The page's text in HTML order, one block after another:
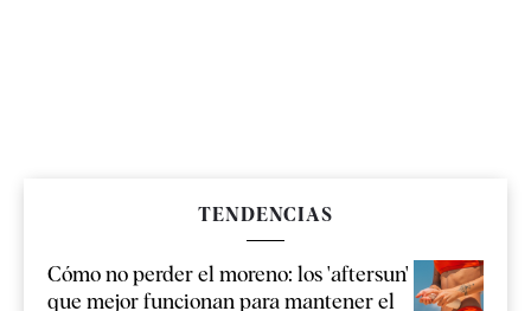
TENDENCIAS
Cómo no perder el moreno: los 'aftersun'
que mejor funcionan para mantener el